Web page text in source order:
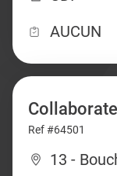
AUCUN
Ref #64501
13 -